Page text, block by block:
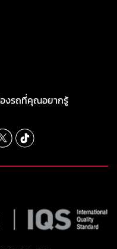
องรถที่คุณอยากรู้